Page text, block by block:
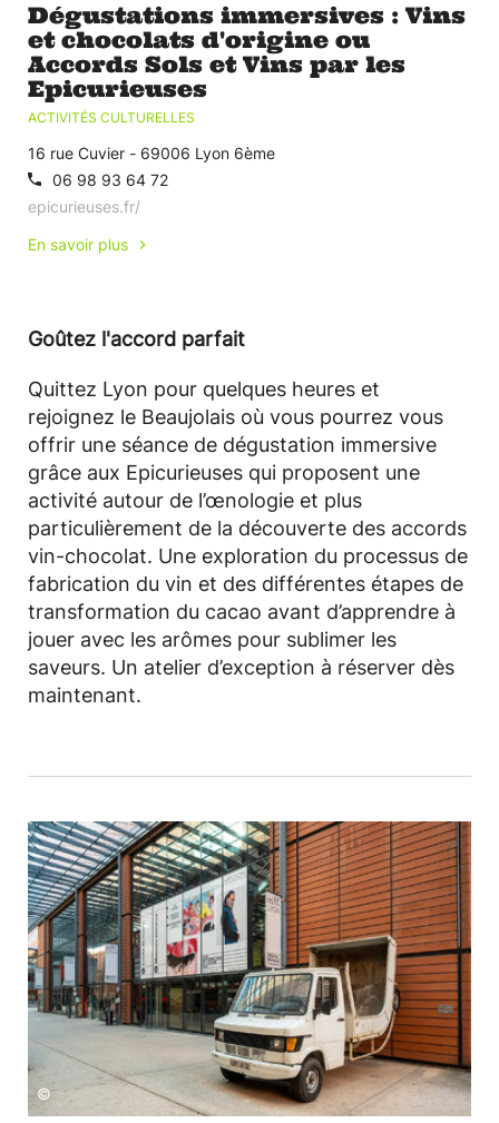
Dégustations immersives : Vins
et chocolats d'origine ou
Accords Sols et Vins par les
Epicurieuses
ACTIVITÉS CULTURELLES
16 rue Cuvier - 69006 Lyon 6ème
06 98 93 64 72
epicurieuses.fr/
En savoir plus
Goûtez l'accord parfait
Quittez Lyon pour quelques heures et
rejoignez le Beaujolais où vous pourrez vous
offrir une séance de dégustation immersive
grâce aux Epicurieuses qui proposent une
activité autour de l’œnologie et plus
particulièrement de la découverte des accords
vin-chocolat. Une exploration du processus de
fabrication du vin et des différentes étapes de
transformation du cacao avant d’apprendre à
jouer avec les arômes pour sublimer les
saveurs. Un atelier d’exception à réserver dès
maintenant.
©